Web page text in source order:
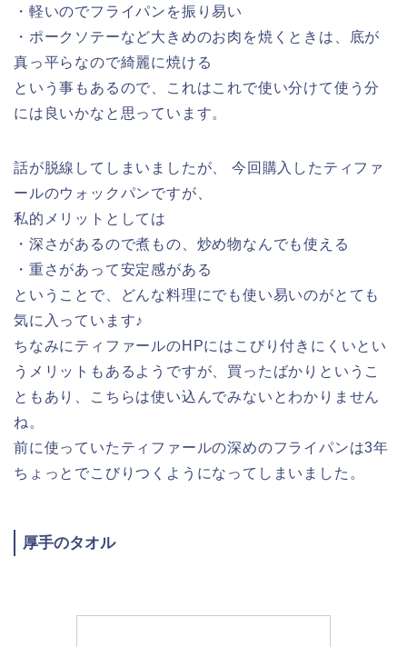
・軽いのでフライパンを振り易い
・ポークソテーなど大きめのお肉を焼くときは、底が
真っ平らなので綺麗に焼ける
という事もあるので、これはこれで使い分けて使う分
には良いかなと思っています。
話が脱線してしまいましたが、 今回購入したティファ
ールのウォックパンですが、
私的メリットとしては
・深さがあるので煮もの、炒め物なんでも使える
・重さがあって安定感がある
ということで、どんな料理にでも使い易いのがとても
気に入っています♪
ちなみにティファールのHPにはこびり付きにくいとい
うメリットもあるようですが、買ったばかりというこ
ともあり、こちらは使い込んでみないとわかりません
ね。
前に使っていたティファールの深めのフライパンは3年
ちょっとでこびりつくようになってしまいました。
厚手のタオル